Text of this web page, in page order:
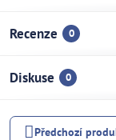
Recenze 0
Diskuse 0
Předchozí